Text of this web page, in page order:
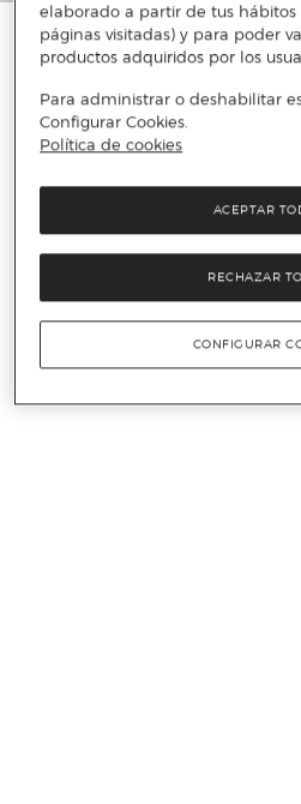
elaborado a partir de tus hábitos
páginas visitadas) y para poder
productos adquiridos por los
Para administrar o deshabilitar
Configurar Cookies.
Política de cookies
RECHAZAR
ACEPTAR
CONFIGURAR